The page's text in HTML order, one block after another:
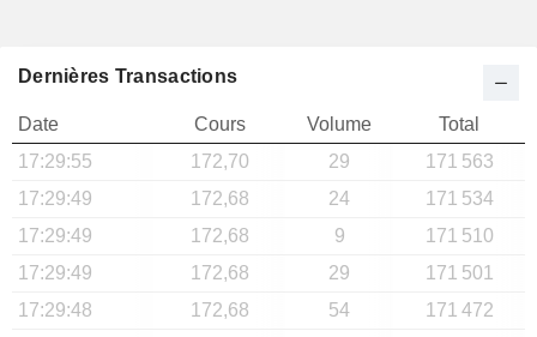
Dernières Transactions
Date Cours Volume
Total
17:29:55
172,70 29
171 563
17:29:49
172,68 24
171 534
17:29:49
172,68 9
171 510
17:29:49
172,68 29
171 501
17:29:48
172,68 54
171 472